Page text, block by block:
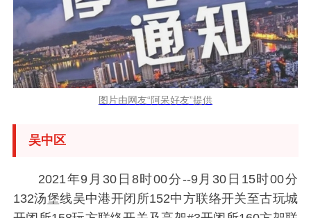
图片由网友“阿呆好友”提供
吴中区
2021年9月30日8时00分--9月30日15时00分
132汤堡线吴中港开闭所152中方联络开关至古玩城